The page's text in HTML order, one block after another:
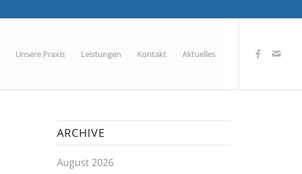
Unsere Praxis Leistungen Kontakt Aktuelles
ARCHIVE
August 2026